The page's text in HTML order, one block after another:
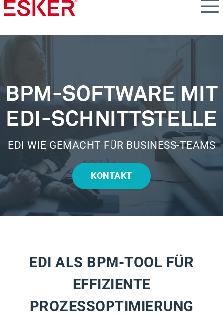
Skip
to
content
BPM-SOFTWARE MIT
EDI-SCHNITTSTELLE
EDI WIE GEMACHT FÜR BUSINESS-TEAMS
KONTAKT
EDI ALS BPM-TOOL FÜR
EFFIZIENTE
PROZESSOPTIMIERUNG